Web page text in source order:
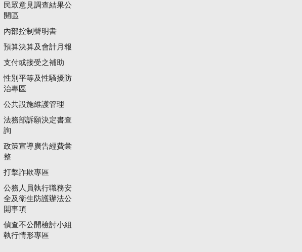
民眾意見調查結果公
開區
內部控制聲明書
預算決算及會計月報
支付或接受之補助
性別平等及性騷擾防
治專區
公共設施維護管理
法務部訴願決定書查
詢
政策宣導廣告經費彙
整
打擊詐欺專區
公務人員執行職務安
全及衛生防護辦法公
開事項
偵查不公開檢討小組
執行情形專區